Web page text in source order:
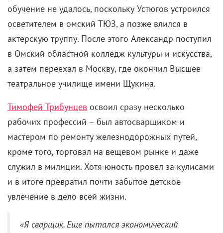
обучение не удалось, поскольку Устюгов устроился
осветителем в омский ТЮЗ, а позже влился в
актерскую труппу. После этого Александр поступил
в Омский областной колледж культуры и искусства,
а затем переехал в Москву, где окончил Высшее
театральное училище имени Щукина.
Тимофей Трибунцев освоил сразу несколько
рабочих профессий – был автосварщиком и
мастером по ремонту железнодорожных путей,
кроме того, торговал на вещевом рынке и даже
служил в милиции. Хотя юность провел за кулисами
и в итоге превратил почти забытое детское
увлечение в дело всей жизни.
«Я сварщик. Еще пытался экономический